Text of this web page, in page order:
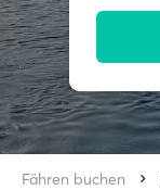
Fähren buchen